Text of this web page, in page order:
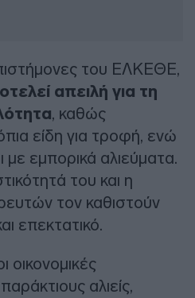
του ΕΛΚΕΘΕ,
απειλή για τη
, καθώς
είδη για τροφή, ενώ
εμπορικά αλιεύματα.
του και η
τον καθιστούν
επεκτατικό.
οικονομικές
αλιείς,